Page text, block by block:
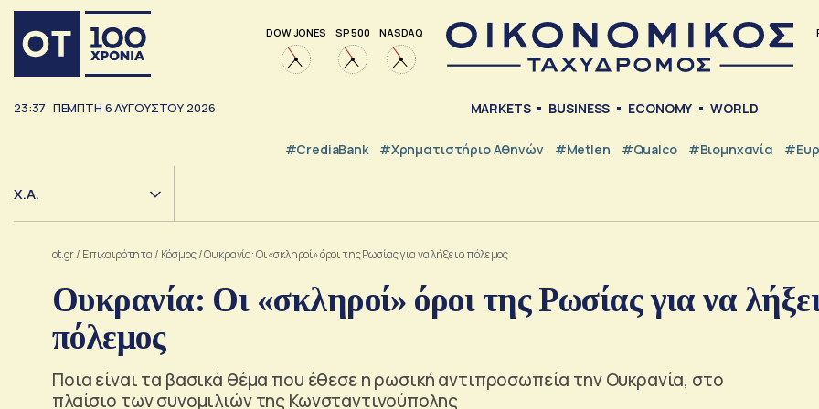
DOW JONES SP 500 NASDAQ
23:37 ΠΈΜΠΤΗ 6ΑΥΓΟΎΣΤΟΥ 2026 MARKETS BUSINESS ECONOMY WORLD
#CrediaBank #Χρηματιστήριο Αθηνών #metlen #Qualco #Βιομηχανία
Χ.Α.
ot.gr/ Επικαιρότητα / Κόσμος/Ουκρανία: Οι «σκληροί» όροι της Ρωσίας για να λήξει ο πόλεμος
Ουκρανία: Οι «σκληροί» όροι της Ρωσίας για να
πόλεμος
Ποια είναι τα βασικά θέμα που έθεσε η ρωσική αντιπροσωπεία την Ουκρανία, στο
πλαίσιο των συνομιλιών της Κωνσταντινούπολης